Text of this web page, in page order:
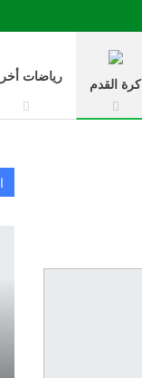
كرة القدم رياضات